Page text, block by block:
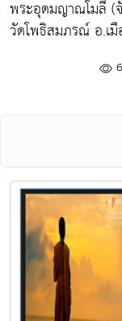
พระอุดมญาณโมลี (
วัดโพธิสมภรณ์ อ.เ